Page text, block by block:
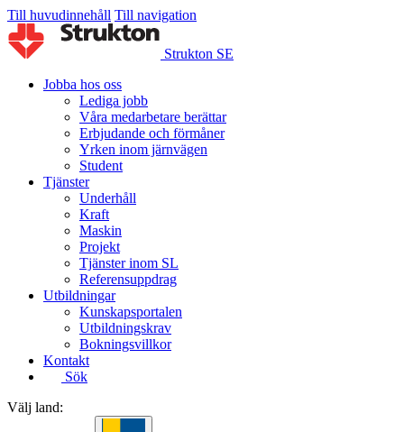
Till huvudinnehåll Till navigation
Strukton SE
Jobba hos oss
Lediga jobb
Våra medarbetare berättar
Erbjudande och förmåner
Yrken inom järnvägen
Student
Tjänster
Underhåll
Kraft
Maskin
Projekt
Tjänster inom SL
Referensuppdrag
Utbildningar
Kunskapsportalen
Utbildningskrav
Bokningsvillkor
Kontakt
Sök
Välj land: